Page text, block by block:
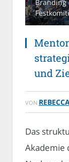
Branding
und
VON
Das
Akademie